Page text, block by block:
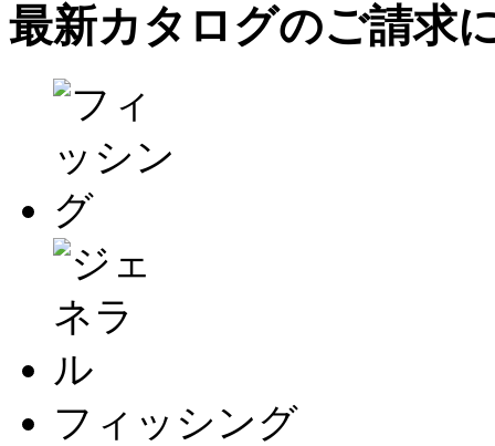
最新カタログのご請求
フィッシング